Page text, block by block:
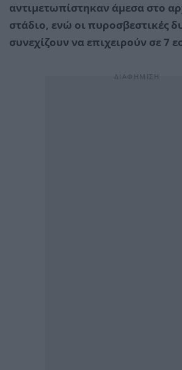
αντιμετωπίστηκαν άμεσα στο
στάδιο, ενώ οι πυροσβεστικές
συνεχίζουν να επιχειρούν σε 7